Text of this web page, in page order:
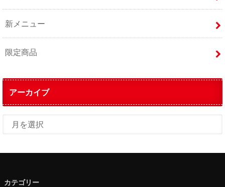
新メニュー
限定商品
アーカイブ
カテゴリー